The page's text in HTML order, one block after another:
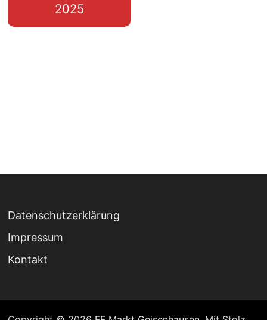
2025
Datenschutzerklärung
Impressum
Kontakt